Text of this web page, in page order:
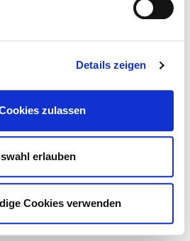
Details zeigen
zulassen
erlauben
Cookies verwenden